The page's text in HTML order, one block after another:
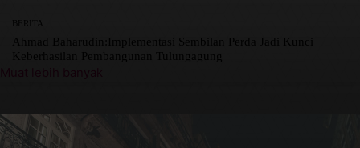
BERITA
Ahmad Baharudin:Implementasi Sembilan Perda Jadi Kunci
Keberhasilan Pembangunan Tulungagung